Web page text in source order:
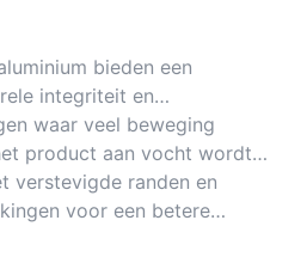
bieden een
integriteit en
waardoor de interne
worden beschermd.
waar veel beweging
product aan vocht wordt
opstellingen of industriële
verstevigde randen en
voor een betere